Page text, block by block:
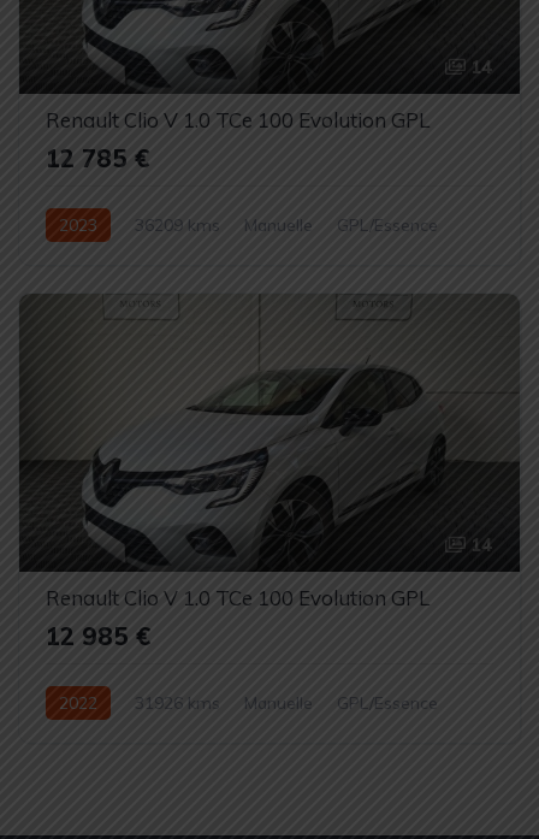
14
Renault Clio V 1.0 TCe 100 Evolution GPL
12 785 €
2023 36209 kms Manuelle GPL/Essence
14
Renault Clio V 1.0 TCe 100 Evolution GPL
12 985 €
2022 31926 kms Manuelle GPL/Essence